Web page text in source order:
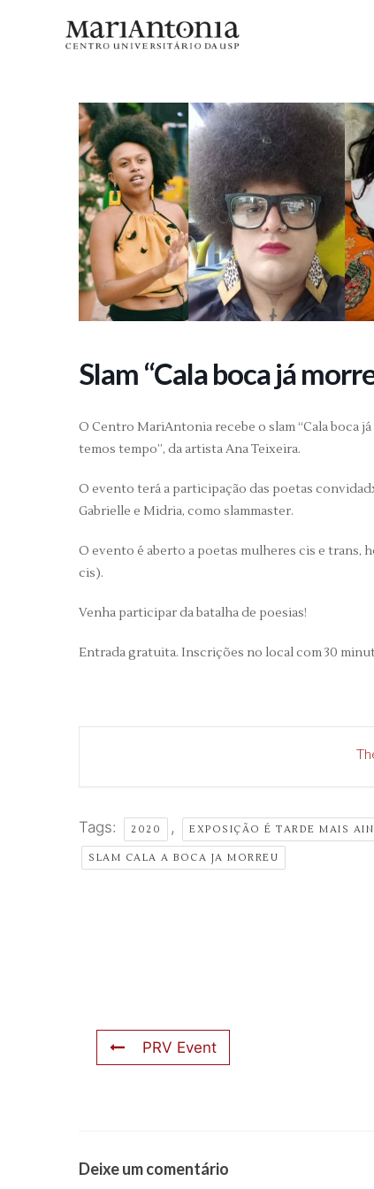
Slam “Cala boca já morreu”
Slam “Cala boca já
O Centro MariAntonia recebe o slam “Cala boca
temos tempo”, da artista Ana Teixeira.
O evento terá a participação das poetas
Gabrielle e Midria, como slammaster.
O evento é aberto a poetas mulheres cis e trans,
cis).
Venha participar da batalha de poesias!
Entrada gratuita. Inscrições no local com 30
Tags: 2020 , EXPOSIÇÃO É TARDE MAIS
SLAM CALA A BOCA JA MORREU
PRV Event
Deixe um comentário